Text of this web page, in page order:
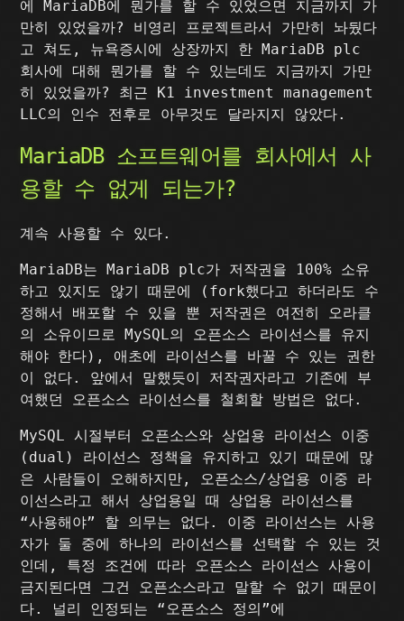
에 MariaDB에 뭔가를 할 수 있었으면 지금까지 가
만히 있었을까? 비영리 프로젝트라서 가만히 놔뒀다
고 쳐도, 뉴욕증시에 상장까지 한 MariaDB plc
회사에 대해 뭔가를 할 수 있는데도 지금까지 가만
히 있었을까? 최근 K1 investment management
LLC의 인수 전후로 아무것도 달라지지 않았다.
MariaDB 소프트웨어를 회사에서 사
용할 수 없게 되는가?
계속 사용할 수 있다.
MariaDB는 MariaDB plc가 저작권을 100% 소유
하고 있지도 않기 때문에 (fork했다고 하더라도 수
정해서 배포할 수 있을 뿐 저작권은 여전히 오라클
의 소유이므로 MySQL의 오픈소스 라이선스를 유지
해야 한다), 애초에 라이선스를 바꿀 수 있는 권한
이 없다. 앞에서 말했듯이 저작권자라고 기존에 부
여했던 오픈소스 라이선스를 철회할 방법은 없다.
MySQL 시절부터 오픈소스와 상업용 라이선스 이중
(dual) 라이선스 정책을 유지하고 있기 때문에 많
은 사람들이 오해하지만, 오픈소스/상업용 이중 라
이선스라고 해서 상업용일 때 상업용 라이선스를
“사용해야” 할 의무는 없다. 이중 라이선스는 사용
자가 둘 중에 하나의 라이선스를 선택할 수 있는 것
인데, 특정 조건에 따라 오픈소스 라이선스 사용이
금지된다면 그건 오픈소스라고 말할 수 없기 때문이
다. 널리 인정되는 “오픈소스 정의”에